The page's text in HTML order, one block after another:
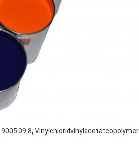
9005 09 8, Vinylchloridvinylacetatcopolymer